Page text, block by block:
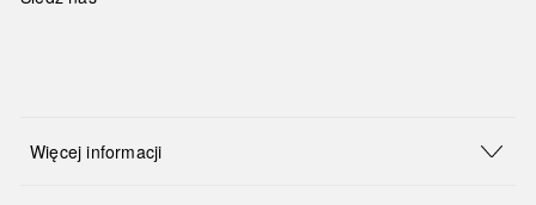
Więcej informacji